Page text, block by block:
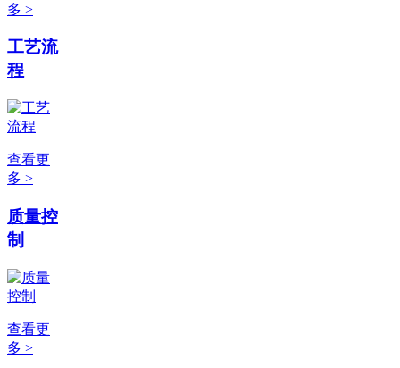
多 >
工艺流
程
查看更
多 >
质量控
制
查看更
多 >